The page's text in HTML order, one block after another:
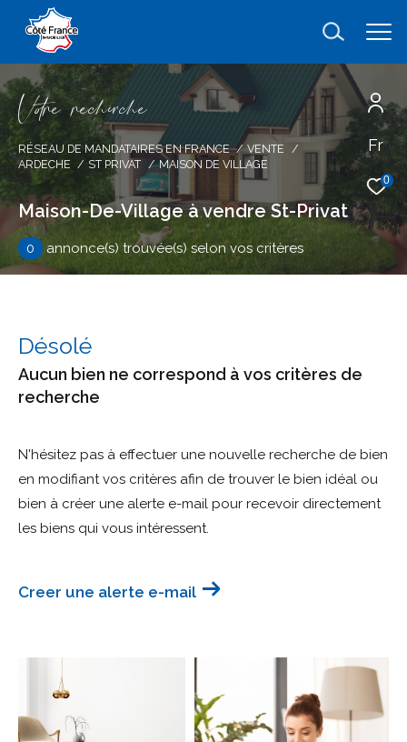
Fr
0
Vore recece
RÉSEAU DE MANDATAIRES EN FRANCE
VENTE
ARDECHE
ST PRIVAT MAISON DE VILLAGE
Maison-De-Village à vendre St-Privat
0 annonce(s) trouvée(s) selon vos critères
Désolé
Aucun bien ne correspond à vos critères de
recherche
N'hésitez pas à effectuer une nouvelle recherche de bien
en modifiant vos critères afin de trouver le bien idéal ou
bien à créer une alerte e-mail pour recevoir directement
les biens qui vous intéressent.
Creer une alerte e-mail
Effectuer une recherche
et trouver le bien qui correspond à vos
critères
Type
d'offre
Vente
bien
Ville
Budget
Surface
Surface
Pièces
AFFINER LES CRITÈRES